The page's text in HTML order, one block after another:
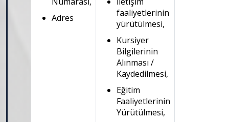
Adres
faaliyetlerinin
yürütülmesi,
Kursiyer
Bilgilerinin
Alınması /
Kaydedilmesi,
Eğitim
Faaliyetlerinin
Yürütülmesi,